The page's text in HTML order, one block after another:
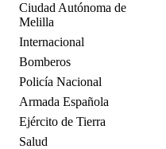
Ciudad Autónoma de
Melilla
Internacional
Bomberos
Policía Nacional
Armada Española
Ejército de Tierra
Salud